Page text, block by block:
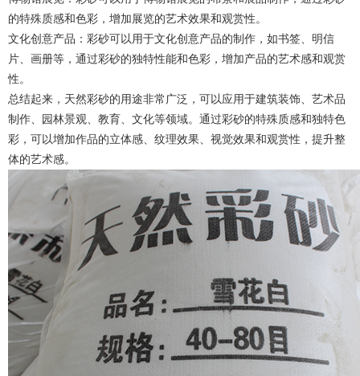
的特殊质感和色彩，增加展览的艺术效果和观赏性。
文化创意产品：彩砂可以用于文化创意产品的制作，如书签、明信
片、画册等，通过彩砂的独特性能和色彩，增加产品的艺术感和观赏
性。
总结起来，天然彩砂的用途非常广泛，可以应用于建筑装饰、艺术品
制作、园林景观、教育、文化等领域。通过彩砂的特殊质感和独特色
彩，可以增加作品的立体感、纹理效果、视觉效果和观赏性，提升整
体的艺术感。